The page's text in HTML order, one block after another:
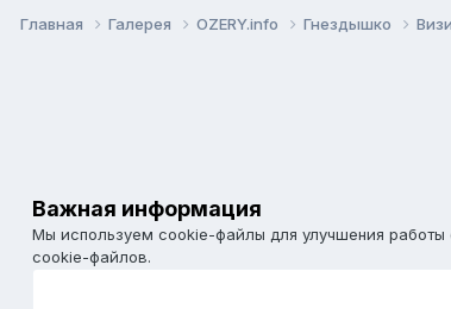
Главная Галерея OZERY.info Гнездышко
Важная информация
Мы используем cookie-файлы для улучшения
cookie-файлов.